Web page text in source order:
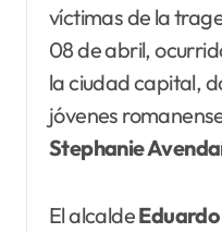
víctimas de la
08 de abril,
la ciudad capital,
jóvenes
Stephanie
El alcalde